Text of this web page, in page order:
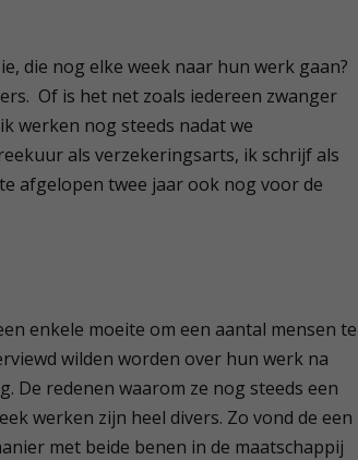
die nog elke week naar hun werk gaan?
Of is het net zoals iedereen zwanger
werken nog steeds nadat we
als verzekeringsarts, ik schrijf als
afgelopen twee jaar ook nog voor de
enkele moeite om een aantal mensen te
wilden worden over hun werk na
De redenen waarom ze nog steeds een
werken zijn heel divers. Zo vond de een
met beide benen in de maatschappij